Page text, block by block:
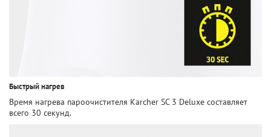
Быстрый нагрев
Время нагрева пароочистителя Karcher SC 3 Deluxe составляет
всего 30 секунд.